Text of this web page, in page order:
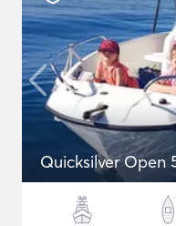
Quicksilver